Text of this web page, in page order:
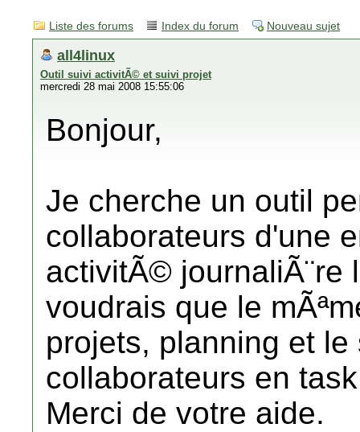
Liste des forums Index du forum Nouveau sujet
all4linux
Outil suivi activitÃ© et suivi projet
mercredi 28 mai 2008 15:55:06
Bonjour,
Je cherche un outil
collaborateurs d'une
activitÃ© journaliÃ¨re
voudrais que le
projets, planning et
collaborateurs en
Merci de votre aide.